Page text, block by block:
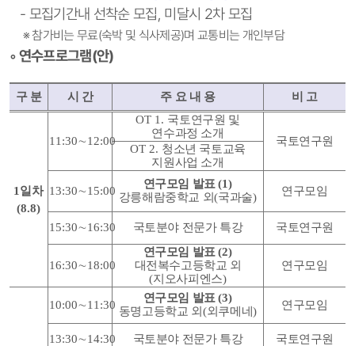
- 모집기간내 선착순 모집, 미달시 2차 모집
※ 참가비는 무료(숙박 및 식사제공)며 교통비는 개인부담
◦ 연수프로그램(안)
구 분 시 간 주 요 내 용 비 고
1 일차
(8.8)
11:30∼12:00
OT 1. 국토연구원 및
연수과정 소개
국토연구원
OT 2. 청소년 국토교육
지원사업 소개
13:30∼15:00
연구모임 발표(1)
강릉해람중학교 외(국과술) 연구모임
15:30∼16:30 국토분야 전문가 특강 국토연구원
16:30∼18:00
연구모임 발표(2)
대전복수고등학교 외
(지오사피엔스)
연구모임
10:00∼11:30
연구모임 발표(3)
동명고등학교 외(외쿠메네) 연구모임
13:30∼14:30 국토분야 전문가 특강 국토연구원